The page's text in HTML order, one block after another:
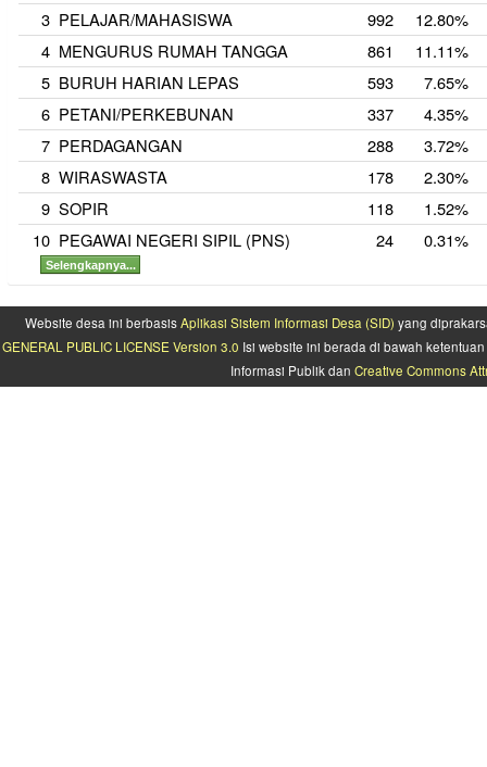
3 PELAJAR/MAHASISWA 992
12.80%
4 MENGURUS RUMAH TANGGA 861
11.11%
5 BURUH HARIAN LEPAS 593
7.65%
6 PETANI/PERKEBUNAN 337
4.35%
7 PERDAGANGAN 288
3.72%
8 WIRASWASTA 178
2.30%
9 SOPIR 118
1.52%
10 PEGAWAI NEGERI SIPIL (PNS) 24 0.31%
Selengkapnya...
Website desa ini berbasisAplikasi Sistem Informasi Desa (SID) yang
GENERAL PUBLIC LICENSE Version 3.0 Isi website ini berada di bawah
Informasi Publik dan Creative Commons